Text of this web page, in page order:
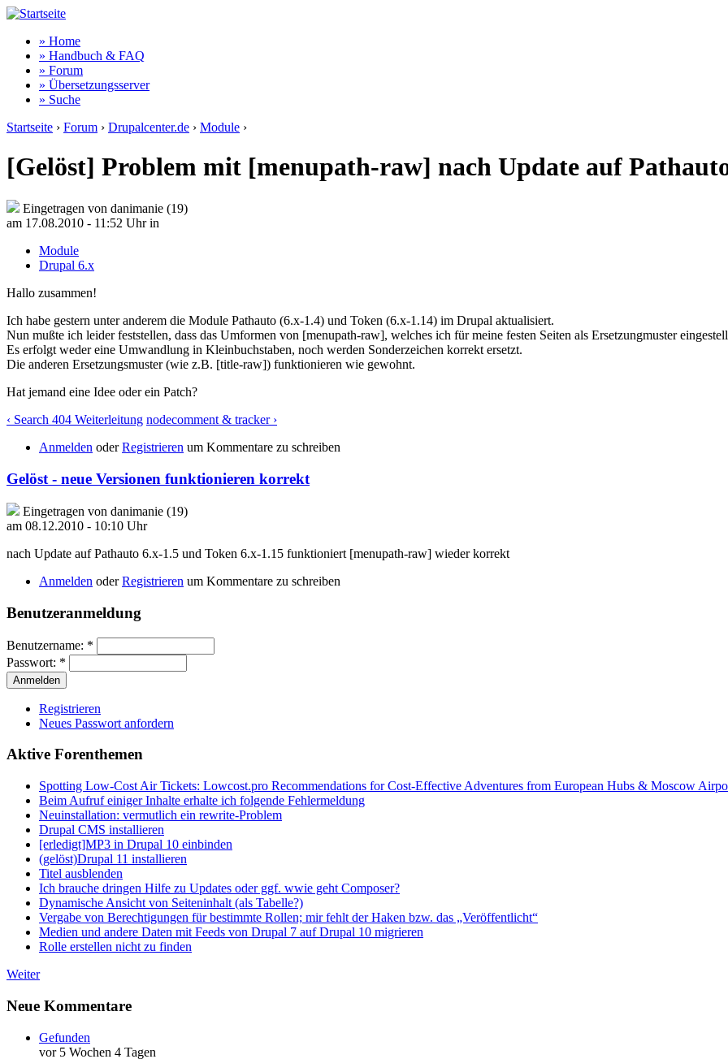
» Home
» Handbuch & FAQ
» Forum
» Übersetzungsserver
» Suche
Startseite › Forum › Drupalcenter.de › Module ›
[Gelöst] Problem mit [menupath-raw] nach Update auf
Eingetragen von danimanie (19)
am 17.08.2010 - 11:52 Uhrin
Module
Drupal 6.x
Hallo zusammen!
Ich habe gestern unter anderem die Module Pathauto (6.x-1.4) und Token (6.x-1.14) im Drupal aktualisiert.
Nun mußte ich leider feststellen, dass das Umformen von [menupath-raw], welches ich für meine festen Seiten als Ersetzungmuster
Es erfolgt weder eine Umwandlung in Kleinbuchstaben, noch werden Sonderzeichen korrekt ersetzt.
Die anderen Ersetzungsmuster (wie z.B. [title-raw]) funktionieren wie gewohnt.
Hat jemand eine Idee oder ein Patch?
‹ Search 404 Weiterleitung nodecomment & tracker ›
Anmelden oderRegistrieren um Kommentare zu schreiben
Gelöst - neue Versionen funktionieren korrekt
Eingetragen von danimanie (19)
am 08.12.2010 - 10:10 Uhr
nach Update auf Pathauto 6.x-1.5 und Token 6.x-1.15 funktioniert [menupath-raw] wieder korrekt
Anmelden oderRegistrieren um Kommentare zu schreiben
Benutzeranmeldung
Benutzername: *
Passwort: *
Registrieren
Neues Passwort anfordern
Aktive Forenthemen
Spotting Low-Cost Air Tickets: Lowcost.pro Recommendations for Cost-Effective Adventures from European Hubs & Moscow
Beim Aufruf einiger Inhalte erhalte ich folgende Fehlermeldung
Neuinstallation: vermutlich ein rewrite-Problem
Drupal CMS installieren
[erledigt]MP3 in Drupal 10 einbinden
(gelöst)Drupal 11 installieren
Titel ausblenden
Ich brauche dringen Hilfe zu Updates oder ggf. wwie geht Composer?
Dynamische Ansicht von Seiteninhalt (als Tabelle?)
Vergabe von Berechtigungen für bestimmte Rollen; mir fehlt der Haken bzw. das „Veröffentlicht“
Medien und andere Daten mit Feeds von Drupal 7 auf Drupal 10 migrieren
Rolle erstellen nicht zu finden
Weiter
Neue Kommentare
Gefunden
vor 5 Wochen 4 Tagen